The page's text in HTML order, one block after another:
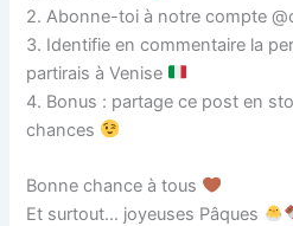
2. Abonne-toi à notre compte
3. Identifie en commentaire la
partirais à Venise
4. Bonus : partage ce post en
chances
Bonne chance à tous
Et surtout… joyeuses Pâques